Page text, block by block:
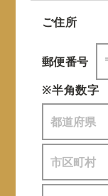
ご住所
郵便番号
※半角数字